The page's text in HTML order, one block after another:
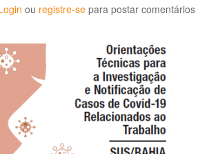
ou registre-se para postar comentários